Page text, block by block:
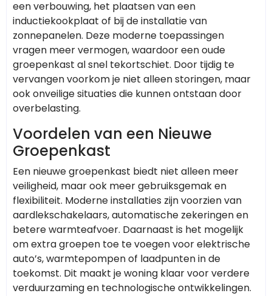
een verbouwing, het plaatsen van een
inductiekookplaat of bij de installatie van
zonnepanelen. Deze moderne toepassingen
vragen meer vermogen, waardoor een oude
groepenkast al snel tekortschiet. Door tijdig te
vervangen voorkom je niet alleen storingen, maar
ook onveilige situaties die kunnen ontstaan door
overbelasting.
Voordelen van een Nieuwe
Groepenkast
Een nieuwe groepenkast biedt niet alleen meer
veiligheid, maar ook meer gebruiksgemak en
flexibiliteit. Moderne installaties zijn voorzien van
aardlekschakelaars, automatische zekeringen en
betere warmteafvoer. Daarnaast is het mogelijk
om extra groepen toe te voegen voor elektrische
auto’s, warmtepompen of laadpunten in de
toekomst. Dit maakt je woning klaar voor verdere
verduurzaming en technologische ontwikkelingen.